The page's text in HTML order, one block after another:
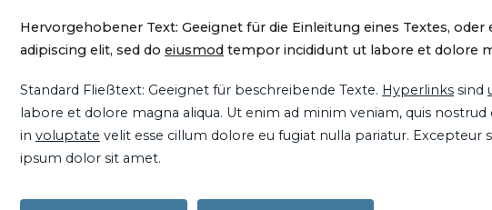
Hervorgehobener Text: Geeignet für die Einleitung eines Textes,
adipiscing elit, sed do eiusmod tempor incididunt ut labore et dolore
Standard Fließtext: Geeignet für beschreibende Texte. Hyperlinks sind
labore et dolore magna aliqua. Ut enim ad minim veniam, quis
in voluptate velit esse cillum dolore eu fugiat nulla pariatur.
ipsum dolor sit amet.